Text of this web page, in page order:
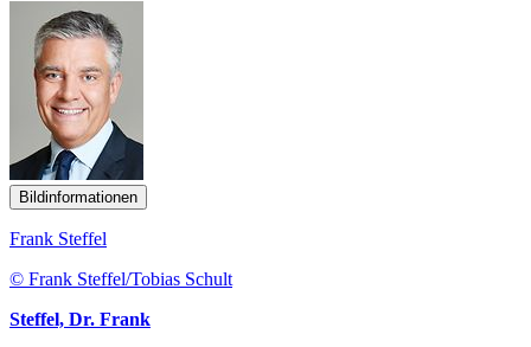
Bildinformationen
Frank Steffel
© Frank Steffel/Tobias Schult
Steffel, Dr. Frank